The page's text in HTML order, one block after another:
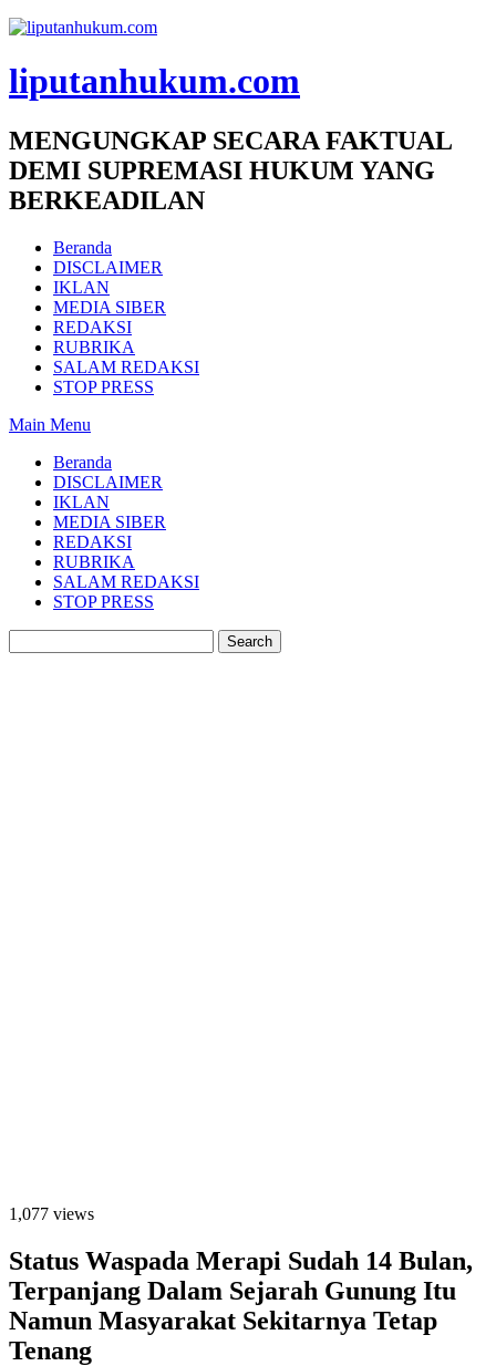
liputanhukum.com
MENGUNGKAP SECARA FAKTUAL
DEMI SUPREMASI HUKUM YANG
BERKEADILAN
Beranda
DISCLAIMER
IKLAN
MEDIA SIBER
REDAKSI
RUBRIKA
SALAM REDAKSI
STOP PRESS
Main Menu
Beranda
DISCLAIMER
IKLAN
MEDIA SIBER
REDAKSI
RUBRIKA
SALAM REDAKSI
STOP PRESS
1,077 views
Status Waspada Merapi Sudah 14 Bulan,
Terpanjang Dalam Sejarah Gunung Itu
Namun Masyarakat Sekitarnya Tetap
Tenang